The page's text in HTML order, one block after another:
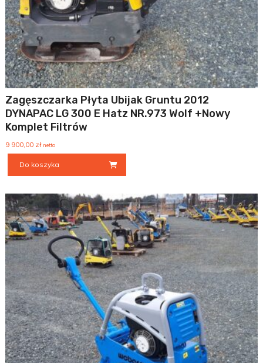
Zagęszczarka Płyta Ubijak Gruntu 2012
DYNAPAC LG 300 E Hatz NR.973 Wolf +Nowy
Komplet Filtrów
9 900,00 zł netto
Do koszyka